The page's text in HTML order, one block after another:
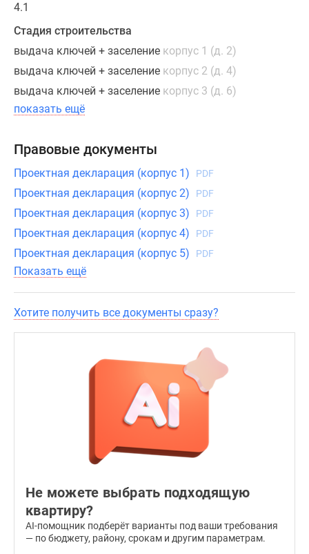
балконов
или
лоджий
в
жилых
помещениях.
расположенная
со
2
по
42
этаж,
имеет
витражное
остекление,
соответствующее
общему
жилье
площадью
133.1
4.1
Стадия строительства
выдача ключей + заселение корпус 1 (д. 2)
выдача ключей + заселение корпус 2 (д. 4)
выдача ключей + заселение корпус 3 (д. 6)
показать ещё
Правовые документы
Проектная декларация (корпус 1) PDF
Проектная декларация (корпус 2) PDF
Проектная декларация (корпус 3) PDF
Проектная декларация (корпус 4) PDF
Проектная декларация (корпус 5) PDF
Показать ещё
Хотите получить все документы сразу?
Не можете выбрать подходящую
квартиру?
AI-помощник подберёт варианты под ваши требования
— по бюджету, району, срокам и другим параметрам.